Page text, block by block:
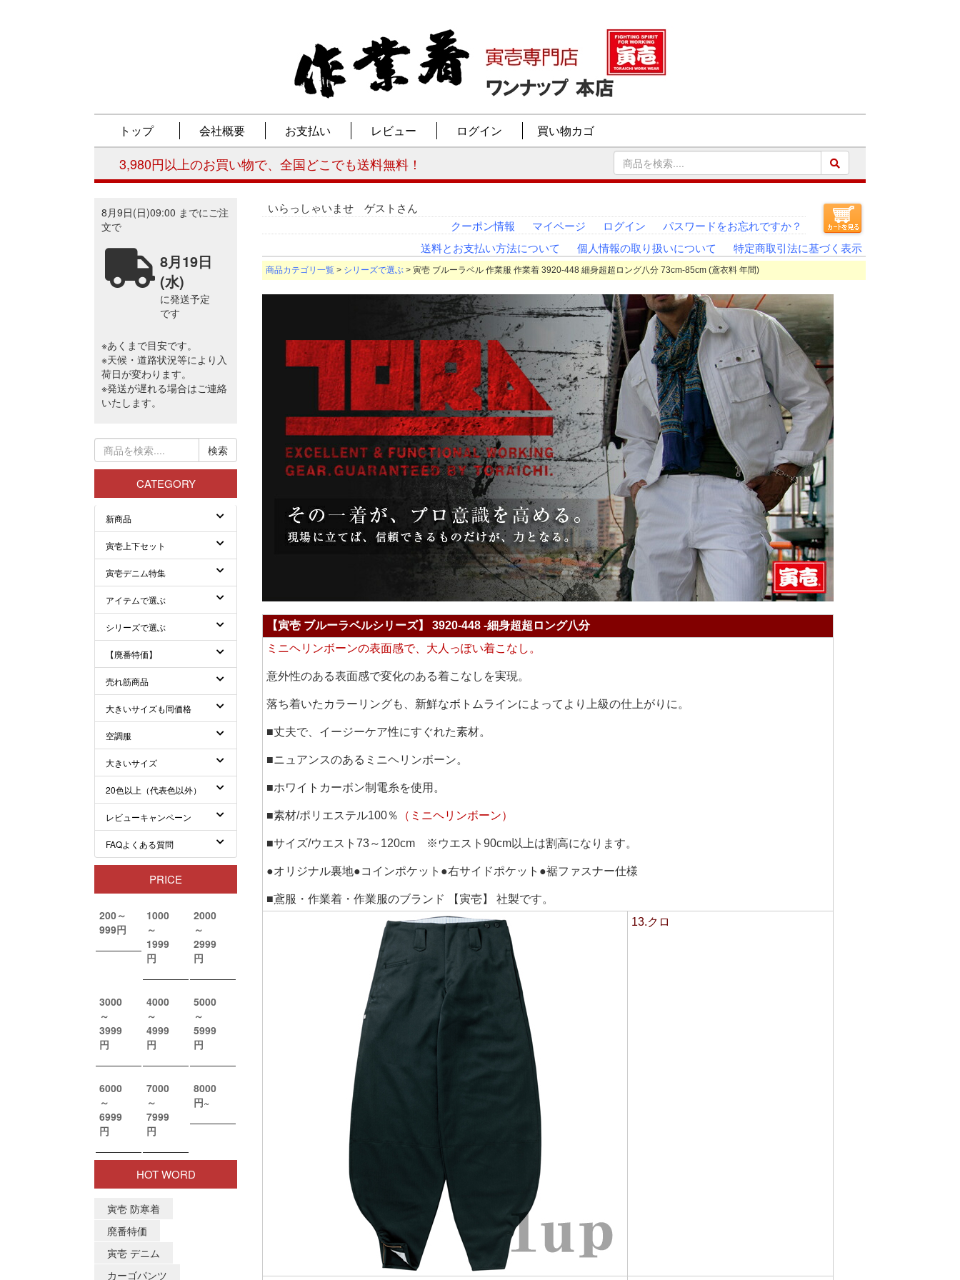
いらっしゃいませ ゲストさん
クーポン情報
マイページ ログイン
パスワードをお忘れですか？
送料とお支払い方法について
個人情報の取り扱いについて 特定商取引法に基づく表示
商品カテゴリ一覧 > シリーズで選ぶ > 寅壱 ブルーラベル 作業服 作業着 3920-448 細身超超ロング八分 73cm-85cm (鳶衣料 年間)
【寅壱 ブルーラベルシリーズ】 3920-448 -細身超超ロング八分
ミニヘリンボーンの表面感で、大人っぽい着こなし。
意外性のある表面感で変化のある着こなしを実現。
落ち着いたカラーリングも、新鮮なボトムラインによってより上級の仕上がりに。
■丈夫で、イージーケア性にすぐれた素材。
■ニュアンスのあるミニヘリンボーン。
■ホワイトカーボン制電糸を使用。
■素材/ポリエステル100％ （ミニヘリンボーン）
■サイズ/ウエスト73～120cm ※ウエスト90cm以上は割高になります。
●オリジナル裏地●コインポケット●右サイドポケット●裾ファスナー仕様
■鳶服・作業着・作業服のブランド 【寅壱】 社製です。
13.クロ